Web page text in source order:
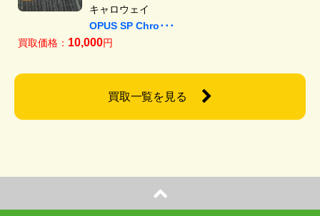
キャロウェイ
OPUS SP Chro･･･
買取価格： 10,000円
買取一覧を見る